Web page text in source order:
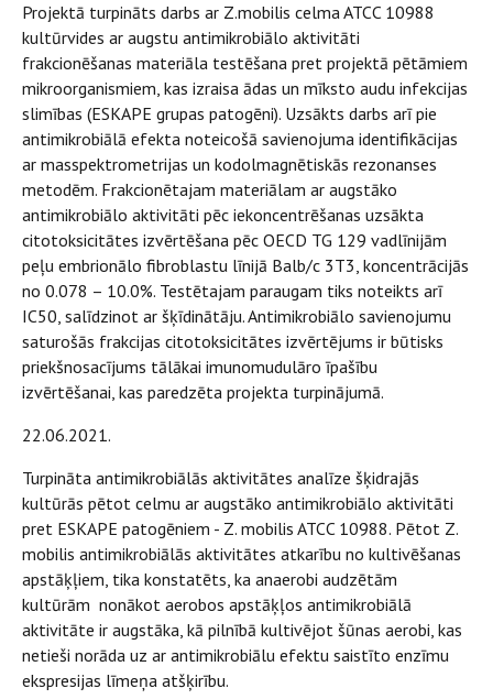
Projektā turpināts darbs ar Z.mobilis celma ATCC 10988
kultūrvides ar augstu antimikrobiālo aktivitāti
frakcionēšanas materiāla testēšana pret projektā pētāmiem
mikroorganismiem, kas izraisa ādas un mīksto audu infekcijas
slimības (ESKAPE grupas patogēni). Uzsākts darbs arī pie
antimikrobiālā efekta noteicošā savienojuma identifikācijas
ar masspektrometrijas un kodolmagnētiskās rezonanses
metodēm. Frakcionētajam materiālam ar augstāko
antimikrobiālo aktivitāti pēc iekoncentrēšanas uzsākta
citotoksicitātes izvērtēšana pēc OECD TG 129 vadlīnijām
peļu embrionālo fibroblastu līnijā Balb/c 3T3, koncentrācijās
no 0.078 – 10.0%. Testētajam paraugam tiks noteikts arī
IC50, salīdzinot ar šķīdinātāju. Antimikrobiālo savienojumu
saturošās frakcijas citotoksicitātes izvērtējums ir būtisks
priekšnosacījums tālākai imunomudulāro īpašību
izvērtēšanai, kas paredzēta projekta turpinājumā.
22.06.2021.
Turpināta antimikrobiālās aktivitātes analīze šķidrajās
kultūrās pētot celmu ar augstāko antimikrobiālo aktivitāti
pret ESKAPE patogēniem - Z. mobilis ATCC 10988. Pētot Z.
mobilis antimikrobiālās aktivitātes atkarību no kultivēšanas
apstāķļiem, tika konstatēts, ka anaerobi audzētām
kultūrām nonākot aerobos apstāķļos antimikrobiālā
aktivitāte ir augstāka, kā pilnībā kultivējot šūnas aerobi, kas
netieši norāda uz ar antimikrobiālu efektu saistīto enzīmu
ekspresijas līmeņa atšķirību.